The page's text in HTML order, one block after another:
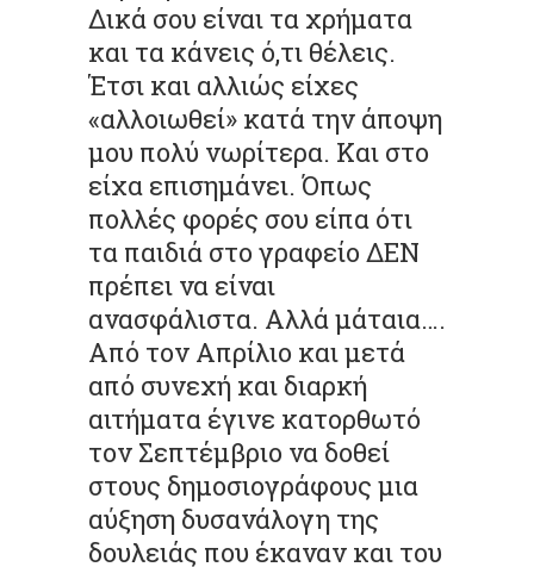
Δικά σου είναι τα χρήματα
και τα κάνεις ό,τι θέλεις.
Έτσι και αλλιώς είχες
«αλλοιωθεί» κατά την άποψη
μου πολύ νωρίτερα. Και στο
είχα επισημάνει. Όπως
πολλές φορές σου είπα ότι
τα παιδιά στο γραφείο ΔΕΝ
πρέπει να είναι
ανασφάλιστα. Αλλά μάταια….
Από τον Απρίλιο και μετά
από συνεχή και διαρκή
αιτήματα έγινε κατορθωτό
τον Σεπτέμβριο να δοθεί
στους δημοσιογράφους μια
αύξηση δυσανάλογη της
δουλειάς που έκαναν και του